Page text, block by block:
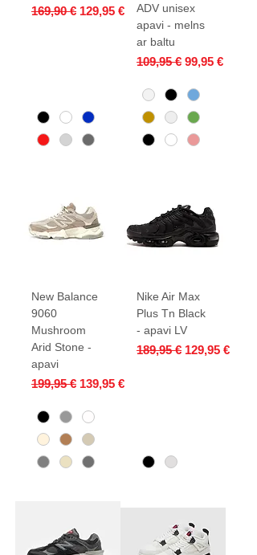
Parastā cena
169,90 € Izpārdošanas cena
129,95 €
ADV unisex
apavi - melns
ar baltu
Parastā cena
109,95 € Izpārdošanas
99,95 €
New Balance
9060
Mushroom
Arid Stone -
apavi
Parastā cena
199,95 € Izpārdošanas cena
139,95 €
Nike Air Max
Plus Tn Black
- apavi LV
Parastā cena
189,95 € Izpārdošanas
129,95 €